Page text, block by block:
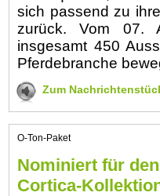
sich passend zu
zurück. Vom 07.
insgesamt 450
Pferdebranche
Zum
O-Ton-Paket
Nominiert für
Cortica-